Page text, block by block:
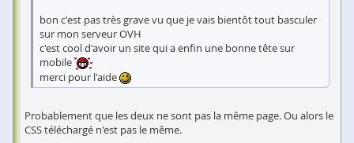
bon c'est pas très grave vu que je vais bientôt tout basculer
sur mon serveur OVH
c'est cool d'avoir un site qui a enfin une bonne tête sur
mobile
merci pour l'aide
Probablement que les deux ne sont pas la même page. Ou alors le
CSS téléchargé n'est pas le même.